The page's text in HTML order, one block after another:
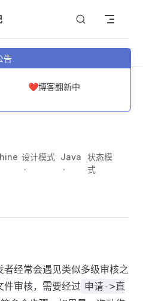
告
❤️博客翻新中
返回顶部
在多级审核
设计模式 Java
状态模
式
经常会遇见类似多级审核之
件审核，需要经过 申请->直